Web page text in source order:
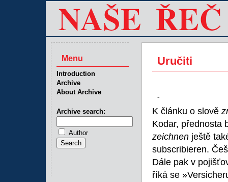
Uručiti
-
K článku o slově
Kodar, přednosta
zeichnen ještě
subscribieren.
Dále pak v
říká se
Menu
Introduction
Archive
About Archive
Archive search:
Author